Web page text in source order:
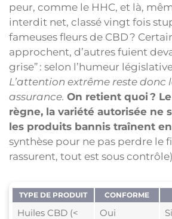
peur, comme le HHC, et là,
interdit net, classé vingt fois
fameuses fleurs de CBD ?
approchent, d’autres fuient
grise” : selon l’humeur
L’attention extrême reste donc
assurance. On retient quoi ?
règne, la variété autorisée ne
les produits bannis traînent
synthèse pour ne pas perdre le
rassurent, tout est sous contrôle)
TYPE DE PRODUIT CONFORME
Huiles CBD (<
Oui